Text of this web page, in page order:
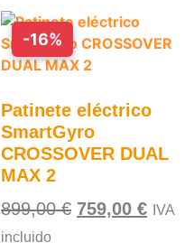
-16%
Patinete eléctrico
SmartGyro
CROSSOVER DUAL
MAX 2
899,00€ 759,00 € IVA
incluido